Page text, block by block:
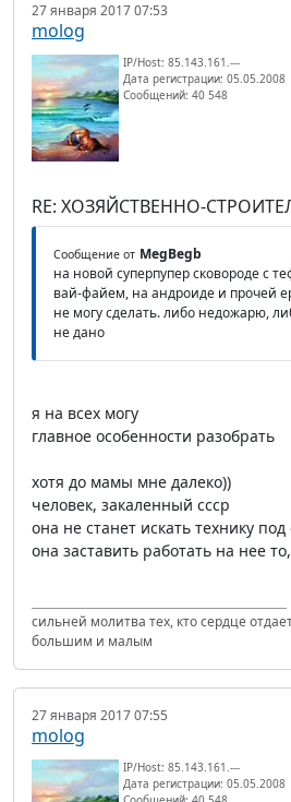
27 января 2017 07:53
molog
IP/Host: 85.143.161.---
Дата регистрации: 05.05.2008
Сообщений: 40 548
RE: ХОЗЯЙСТВЕННО-
Сообщение от MegBegb
на новой суперпупер сковороде с
вай-файем, на андроиде и прочей
не могу сделать. либо недожарю,
не дано
я на всех могу
главное особенности разобрать
хотя до мамы мне далеко))
человек, закаленный ссср
она не станет искать технику под
она заставить работать на нее
сильней молитва тех, кто сердце
большим и малым
27 января 2017 07:55
molog
IP/Host: 85.143.161.---
Дата регистрации: 05.05.2008